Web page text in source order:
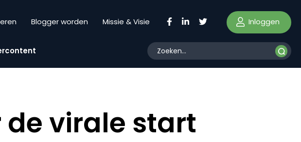
Blogger worden Missie & Visie Inloggen
de virale start